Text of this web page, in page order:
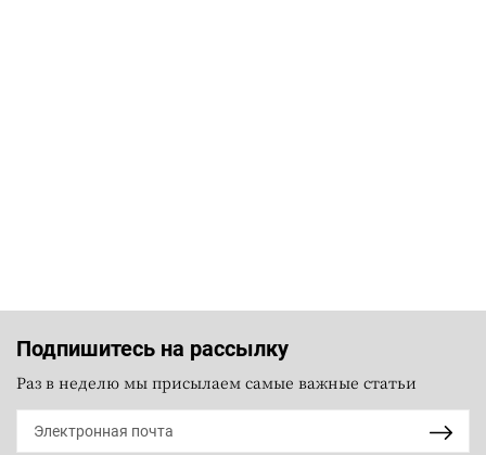
Подпишитесь на рассылку
Раз в неделю мы присылаем самые важные статьи